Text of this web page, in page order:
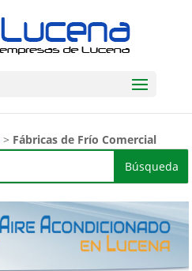
> Fábricas de Frío Comercial